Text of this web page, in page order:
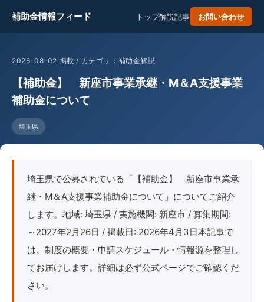
補助金情報フィード トップ解説記事 お問い合わせ
2026-08-02 掲載 / カテゴリ：補助金解説
【補助金】 新座市事業承継・M＆A支援事業
補助金について
埼玉県
埼玉県で公募されている「【補助金】 新座市事業承
継・M＆A支援事業補助金について」についてご紹介
します。地域: 埼玉県 / 実施機関: 新座市 / 募集期間:
～2027年2月26日 / 掲載日: 2026年4月3日本記事で
は、制度の概要・申請スケジュール・情報源を整理し
てお届けします。詳細は必ず公式ページでご確認くだ
さい。